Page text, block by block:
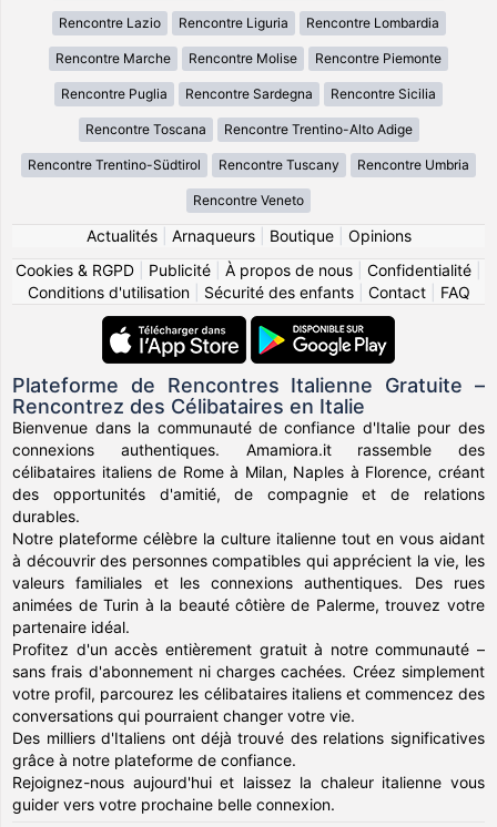
Rencontre Lazio Rencontre Liguria Rencontre Lombardia
Rencontre Marche Rencontre Molise Rencontre Piemonte
Rencontre Puglia Rencontre Sardegna Rencontre Sicilia
Rencontre Toscana Rencontre Trentino-Alto Adige
Rencontre Trentino-Südtirol Rencontre Tuscany Rencontre Umbria
Rencontre Veneto
Actualités| Arnaqueurs| Boutique| Opinions
Cookies & RGPD
Publicité À propos de nous Confidentialité
Conditions d'utilisation| Sécurité des enfants| Contact| FAQ
Plateforme de Rencontres Italienne Gratuite –
Rencontrez des Célibataires en Italie
Bienvenue dans la communauté de confiance d'Italie pour des
connexions authentiques. Amamiora.it rassemble des
célibataires italiens de Rome à Milan, Naples à Florence, créant
des opportunités d'amitié, de compagnie et de relations
durables.
Notre plateforme célèbre la culture italienne tout en vous aidant
à découvrir des personnes compatibles qui apprécient la vie, les
valeurs familiales et les connexions authentiques. Des rues
animées de Turin à la beauté côtière de Palerme, trouvez votre
partenaire idéal.
Profitez d'un accès entièrement gratuit à notre communauté –
sans frais d'abonnement ni charges cachées. Créez simplement
votre profil, parcourez les célibataires italiens et commencez des
conversations qui pourraient changer votre vie.
Des milliers d'Italiens ont déjà trouvé des relations significatives
grâce à notre plateforme de confiance.
Rejoignez-nous aujourd'hui et laissez la chaleur italienne vous
guider vers votre prochaine belle connexion.